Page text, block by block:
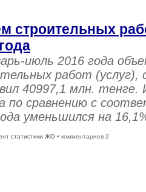
строительных
июль 2016 года
работ (услуг),
40997,1 млн. тенге.
по сравнению с
уменьшился на
статистики ЖО • комментариев 2